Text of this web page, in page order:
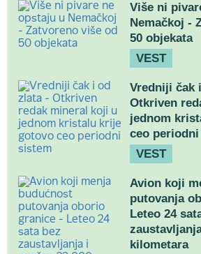
Više ni
Nemačkoj -
50 objekata
VEST
Vredniji čak
Otkriven
jednom
ceo
VEST
Avion koji
putovanja
Leteo 24
kilometara